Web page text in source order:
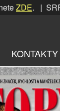
. | SRPNOVÁ
KONTAKTY